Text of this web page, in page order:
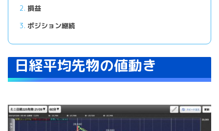
損益
ポジション継続
日経平均先物の値動き